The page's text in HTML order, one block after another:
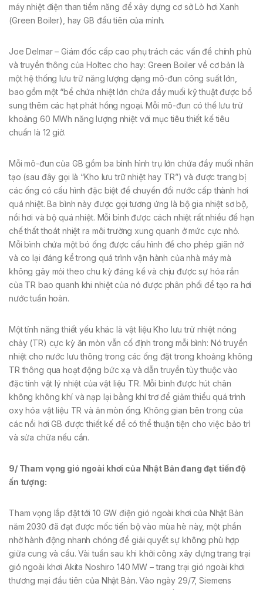
máy nhiệt điện than tiềm năng để xây dựng cơ sở Lò hơi Xanh
(Green Boiler), hay GB đầu tiên của mình.
Joe Delmar – Giám đốc cấp cao phụ trách các vấn đề chính phủ
và truyền thông của Holtec cho hay: Green Boiler về cơ bản là
một hệ thống lưu trữ năng lượng dạng mô-đun công suất lớn,
bao gồm một “bể chứa nhiệt lớn chứa đầy muối kỹ thuật được bổ
sung thêm các hạt phát hồng ngoại. Mỗi mô-đun có thể lưu trữ
khoảng 60 MWh năng lượng nhiệt với mục tiêu thiết kế tiêu
chuẩn là 12 giờ.
Mỗi mô-đun của GB gồm ba bình hình trụ lớn chứa đầy muối nhân
tạo (sau đây gọi là “Kho lưu trữ nhiệt hay TR”) và được trang bị
các ống có cấu hình đặc biệt để chuyển đổi nước cấp thành hơi
quá nhiệt. Ba bình này được gọi tương ứng là bộ gia nhiệt sơ bộ,
nồi hơi và bộ quá nhiệt. Mỗi bình được cách nhiệt rất nhiều để hạn
chế thất thoát nhiệt ra môi trường xung quanh ở mức cực nhỏ.
Mỗi bình chứa một bó ống được cấu hình để cho phép giãn nở
và co lại đáng kể trong quá trình vận hành của nhà máy mà
không gây mỏi theo chu kỳ đáng kể và chịu được sự hóa rắn
của TR bao quanh khi nhiệt của nó được phân phối để tạo ra hơi
nước tuần hoàn.
Một tính năng thiết yếu khác là vật liệu Kho lưu trữ nhiệt nóng
chảy (TR) cực kỳ ăn mòn vẫn cố định trong mỗi bình: Nó truyền
nhiệt cho nước lưu thông trong các ống đặt trong khoảng không
TR thông qua hoạt động bức xạ và dẫn truyền tùy thuộc vào
đặc tính vật lý nhiệt của vật liệu TR. Mỗi bình được hút chân
không không khí và nạp lại bằng khí trơ để giảm thiểu quá trình
oxy hóa vật liệu TR và ăn mòn ống. Không gian bên trong của
các nồi hơi GB được thiết kế để có thể thuận tiện cho việc bảo trì
và sửa chữa nếu cần.
9/ Tham vọng gió ngoài khơi của Nhật Bản đang đạt tiến độ
ấn tượng:
Tham vọng lắp đặt tới 10 GW điện gió ngoài khơi của Nhật Bản
năm 2030 đã đạt được mốc tiến bộ vào mùa hè này, một phần
nhờ hành động nhanh chóng để giải quyết sự không phù hợp
giữa cung và cầu. Vài tuần sau khi khởi công xây dựng trang trại
gió ngoài khơi Akita Noshiro 140 MW – trang trại gió ngoài khơi
thương mại đầu tiên của Nhật Bản. Vào ngày 29/7, Siemens